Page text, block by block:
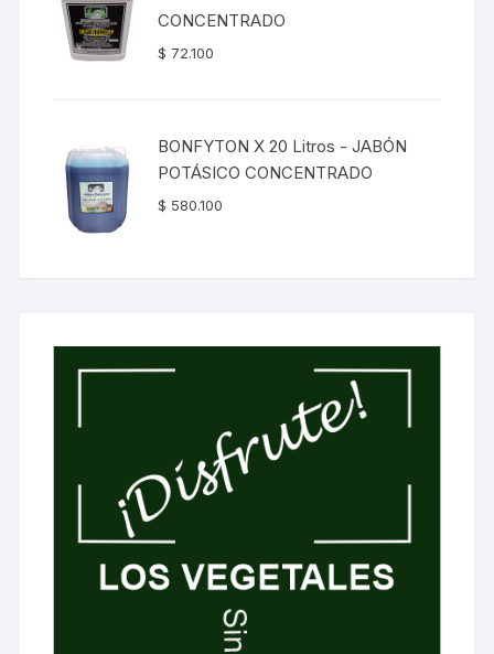
CONCENTRADO
$ 72.100
BONFYTON X 20 Litros - JABÓN
POTÁSICO CONCENTRADO
$ 580.100